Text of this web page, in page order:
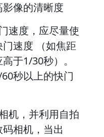
像的清晰度
速度，应尽量使
速度 （如焦距
于1/30秒）。
秒以上的快门
机，并利用自拍
相机，当出